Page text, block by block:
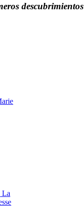
descubrimientos
La